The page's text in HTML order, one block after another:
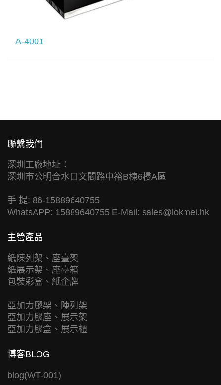
A-4001
聯繫我們
深圳工廠地址：
深圳市公明合水口文閣路中裕B棟6樓A區
手 提: 86-15889640755
WhatsAPP: 15889640755 E-Mail: sales@lokmei.hk
主營產品
紙陳列架、座臺架
紙展示架、座臺箱
包裝彩盒、紙企牌
亞加力膠架、陳列架
亞加力膠座、展示架
亞加力膠盒、展示櫃
博客BLOG
blog(WT-001)